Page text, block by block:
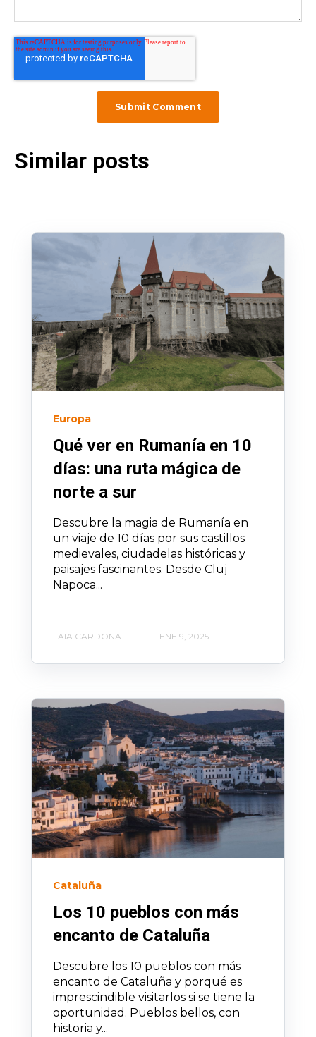
Similar posts
Europa
Qué ver en Rumanía en 10
días: una ruta mágica de
norte a sur
Descubre la magia de Rumanía en
un viaje de 10 días por sus castillos
medievales, ciudadelas históricas y
paisajes fascinantes. Desde Cluj
Napoca...
LAIA CARDONA ENE 9, 2025
Cataluña
Los 10 pueblos con más
encanto de Cataluña
Descubre los 10 pueblos con más
encanto de Cataluña y porqué es
imprescindible visitarlos si se tiene la
oportunidad. Pueblos bellos, con
historia y...